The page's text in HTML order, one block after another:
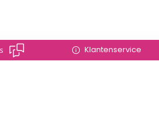
Klantenservice